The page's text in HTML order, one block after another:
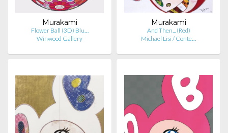
Murakami
Flower Ball (3D) Blu…
Winwood Gallery
Murakami
And Then... (Red)
Michael Lisi / Conte…